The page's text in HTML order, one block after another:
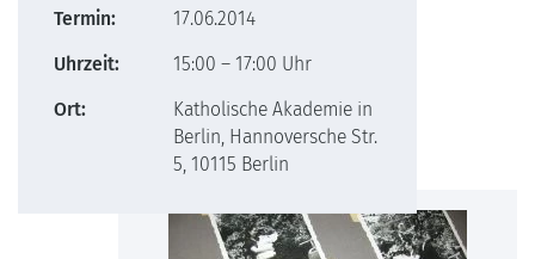
Termin:
17.06.2014
Uhrzeit:
15:00 – 17:00 Uhr
Ort:
Katholische Akademie in
Berlin, Hannoversche Str.
5, 10115 Berlin